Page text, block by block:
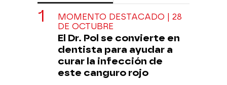
MOMENTO DESTACADO | 28
DE OCTUBRE
El Dr. Pol se convierte en
dentista para ayudar a
curar la infección de
este canguro rojo